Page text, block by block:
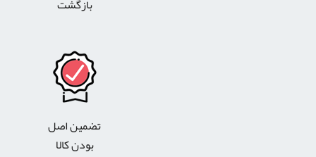
بازگشت
تضمین اصل
بودن کالا